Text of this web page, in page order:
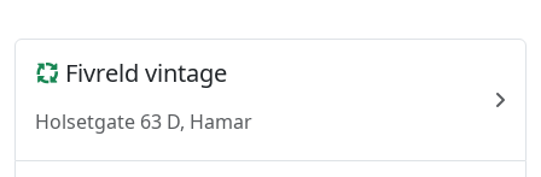
Fivreld vintage
Holsetgate 63 D, Hamar